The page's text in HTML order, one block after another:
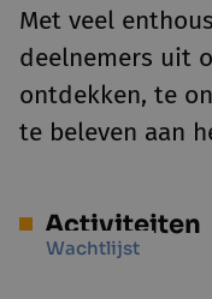
Met veel
deelnemers uit
ontdekken, te
te beleven aan
Activiteiten
Wachtlijst